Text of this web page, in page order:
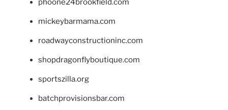
phoone24brookfield.com
mickeybarmama.com
roadwayconstructioninc.com
shopdragonflyboutique.com
sportszilla.org
batchprovisionsbar.com